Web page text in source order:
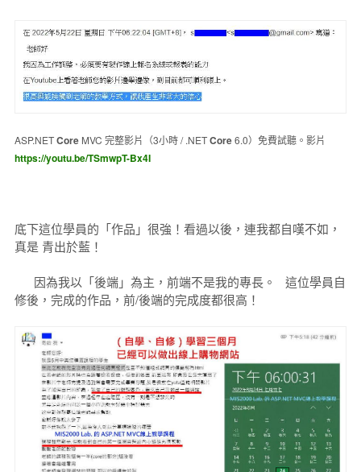
ASP.NETCoreMVC 完整影片（3小時 / .NETCore6.0）免費試聽。影片
https://youtu.be/TSmwpT-Bx4I
底下這位學員的「作品」很強！看過以後，連我都自嘆不如，
真是 青出於藍！
因為我以「後端」為主，前端不是我的專長。 這位學員自
修後，完成的作品，前/後端的完成度都很高！